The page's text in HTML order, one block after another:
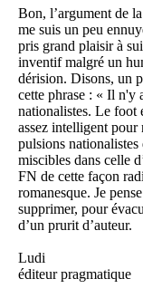
Bon, l’argument de
me suis un peu
pris grand plaisir à
inventif malgré un
dérision. Disons, un
cette phrase : « Il n'y
nationalistes. Le foot
assez intelligent pour
pulsions nationalistes
miscibles dans celle
FN de cette façon
romanesque. Je
supprimer, pour
d’un prurit d’auteur.
Ludi
éditeur pragmatique